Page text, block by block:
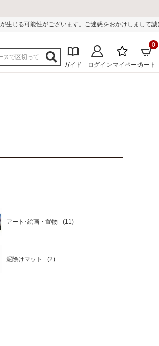
迷惑をおかけしまして誠に申し訳ございません。
ガイド ログイン マイページカート
0
アート･絵画・置物
泥除けマット